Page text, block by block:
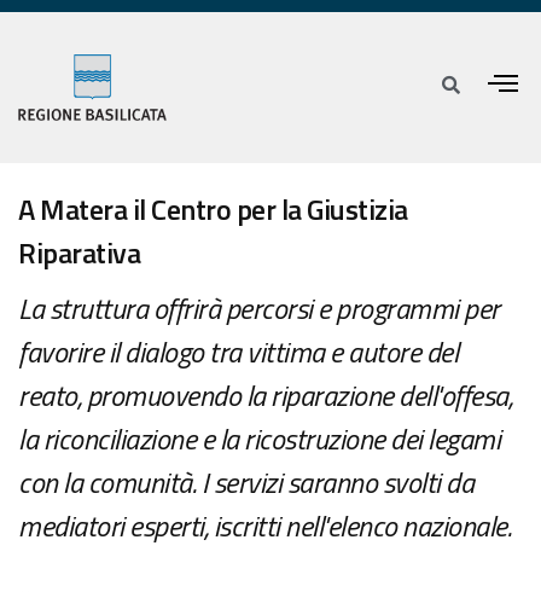
A Matera il Centro per la Giustizia
Riparativa
La struttura offrirà percorsi e programmi per
favorire il dialogo tra vittima e autore del
reato, promuovendo la riparazione dell'offesa,
la riconciliazione e la ricostruzione dei legami
con la comunità. I servizi saranno svolti da
mediatori esperti, iscritti nell'elenco nazionale.